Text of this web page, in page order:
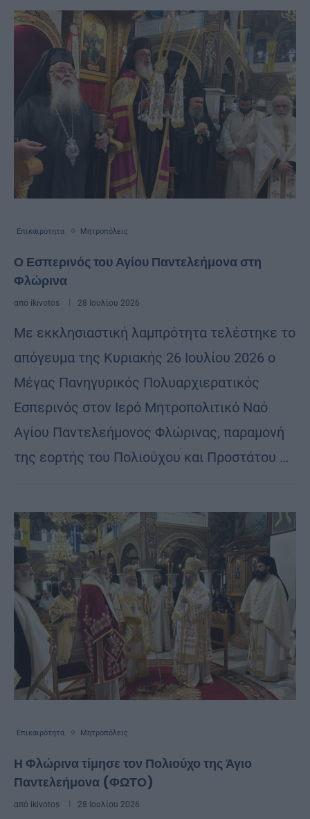
Επικαιρότητα Μητροπόλεις
Ο Εσπερινός του Αγίου Παντελεήμονα στη
Φλώρινα
από ikivotos 28 Ιουλίου 2026
Με εκκλησιαστική λαμπρότητα τελέστηκε το
απόγευμα της Κυριακής 26 Ιουλίου 2026 ο
Μέγας Πανηγυρικός Πολυαρχιερατικός
Εσπερινός στον Ιερό Μητροπολιτικό Ναό
Αγίου Παντελεήμονος Φλώρινας, παραμονή
της εορτής του Πολιούχου και Προστάτου …
Επικαιρότητα Μητροπόλεις
Η Φλώρινα τίμησε τον Πολιούχο της Άγιο
Παντελεήμονα (ΦΩΤΟ)
από ikivotos 28 Ιουλίου 2026